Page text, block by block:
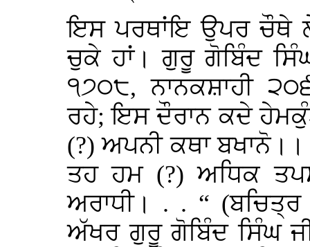
ਇਸ ਪਰਥਾਂਇ ਉਪਰ ਚੌਥੇ
ਚੁਕੇ ਹਾਂ। ਗੁਰੂ ਗੋਬਿੰਦ
੧੭੦੮, ਨਾਨਕਸ਼ਾਹੀ
ਰਹੇ; ਇਸ ਦੌਰਾਨ ਕਦੇ
(?) ਅਪਨੀ ਕਥਾ
ਤਹ ਹਮ (?) ਅਧਿਕ
ਅਰਾਧੀ। . . “
ਅੱਖਰ ਗੁਰੂ ਗੋਬਿੰਦ ਸਿੰਘ